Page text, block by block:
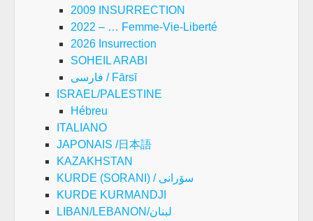
2009 INSURRECTION
2022 – … Femme-Vie-Liberté
2026 Insurrection
SOHEIL ARABI
فارسی / Fārsī
ISRAEL/PALESTINE
Hébreu
ITALIANO
JAPONAIS /日本語
KAZAKHSTAN
KURDE (SORANI) / سۆرانی
KURDE KURMANDJI
LIBAN/LEBANON/لبنان